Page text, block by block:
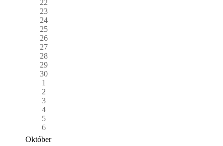
22
23
24
25
26
27
28
29
30
1
2
3
4
5
6
Október